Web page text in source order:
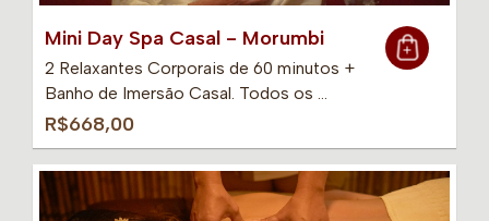
Mini Day Spa Casal - Morumbi
2 Relaxantes Corporais de 60 minutos +
Banho de Imersão Casal. Todos os …
R$668,00